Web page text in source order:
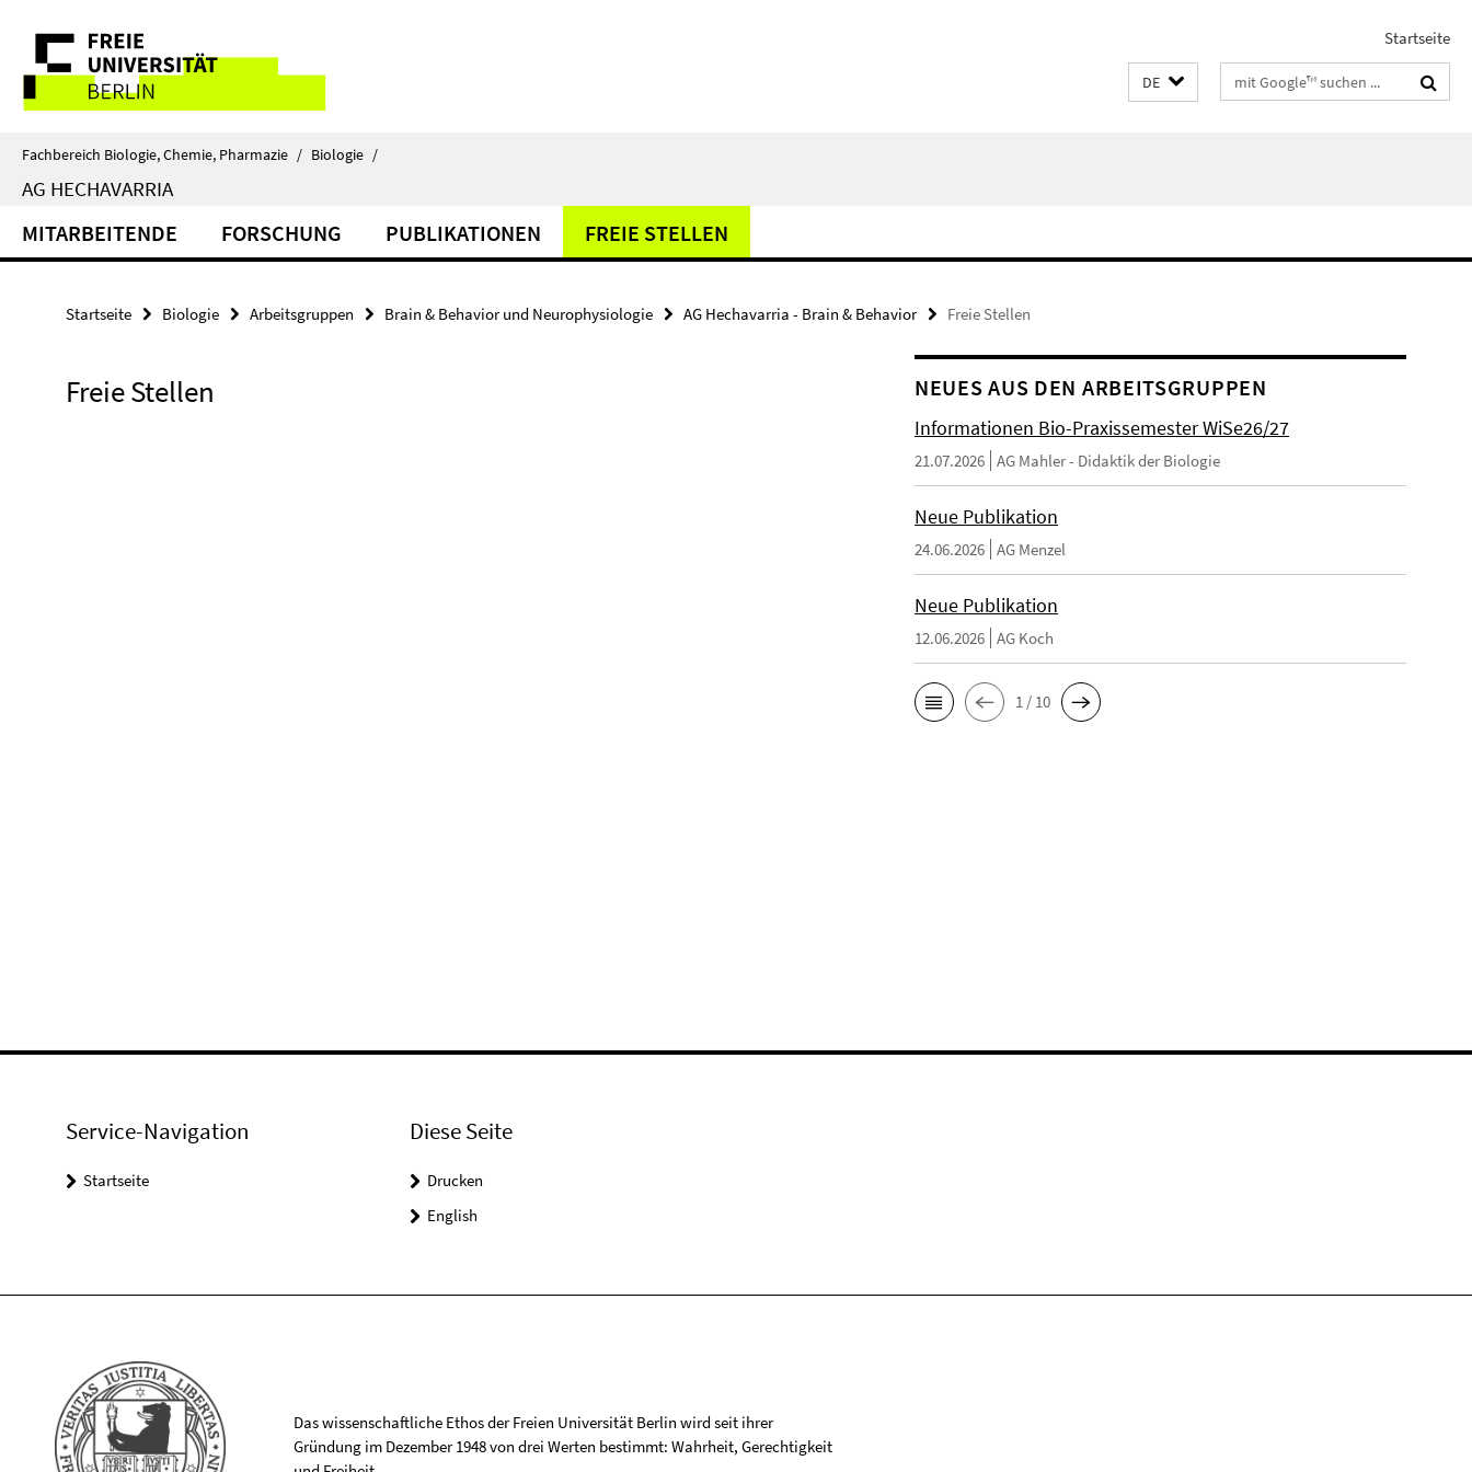
direkt
Inhalt
Service-
Navigation
Startseite
DE Suchbegriffe
Fachbereich Biologie, Chemie, Pharmazie / Biologie /
AG HECHAVARRIA
MITARBEITENDE FORSCHUNG PUBLIKATIONEN FREIE STELLEN
Startseite Biologie Arbeitsgruppen Brain & Behavior und Neurophysiologie AG Hechavarria - Brain & Behavior Freie Stellen
Freie Stellen NEUES AUS DEN ARBEITSGRUPPEN
Informationen Bio-Praxissemester WiSe26/27
21.07.2026 AG Mahler - Didaktik der Biologie
Neue Publikation
24.06.2026 AG Menzel
Neue Publikation
12.06.2026 AG Koch
1 / 10
Service-Navigation
Startseite
Diese Seite
Drucken
English
Das wissenschaftliche Ethos der Freien Universität Berlin wird seit ihrer
Gründung im Dezember 1948 von drei Werten bestimmt: Wahrheit, Gerechtigkeit